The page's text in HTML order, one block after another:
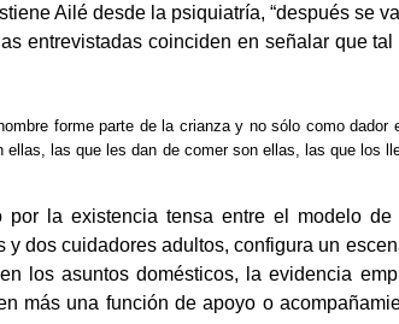
Ailé desde la psiquiatría, “después se
entrevistadas coinciden en señalar que
forme parte de la crianza y no sólo como dador
las que les dan de comer son ellas, las que los
por la existencia tensa entre el modelo
dos cuidadores adultos, configura un
los asuntos domésticos, la evidencia
más una función de apoyo o